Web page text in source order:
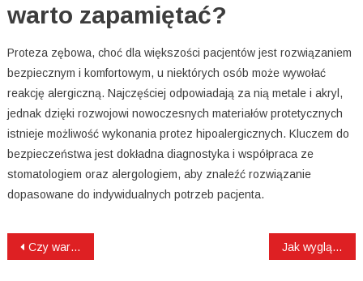
warto zapamiętać?
Proteza zębowa, choć dla większości pacjentów jest rozwiązaniem
bezpiecznym i komfortowym, u niektórych osób może wywołać
reakcję alergiczną. Najczęściej odpowiadają za nią metale i akryl,
jednak dzięki rozwojowi nowoczesnych materiałów protetycznych
istnieje możliwość wykonania protez hipoalergicznych. Kluczem do
bezpieczeństwa jest dokładna diagnostyka i współpraca ze
stomatologiem oraz alergologiem, aby znaleźć rozwiązanie
dopasowane do indywidualnych potrzeb pacjenta.
Nawigacja
Czy warto usuwać zdrowe ósemki? Jak wygląda przygotowanie do leczenia zębów pod narkozą?